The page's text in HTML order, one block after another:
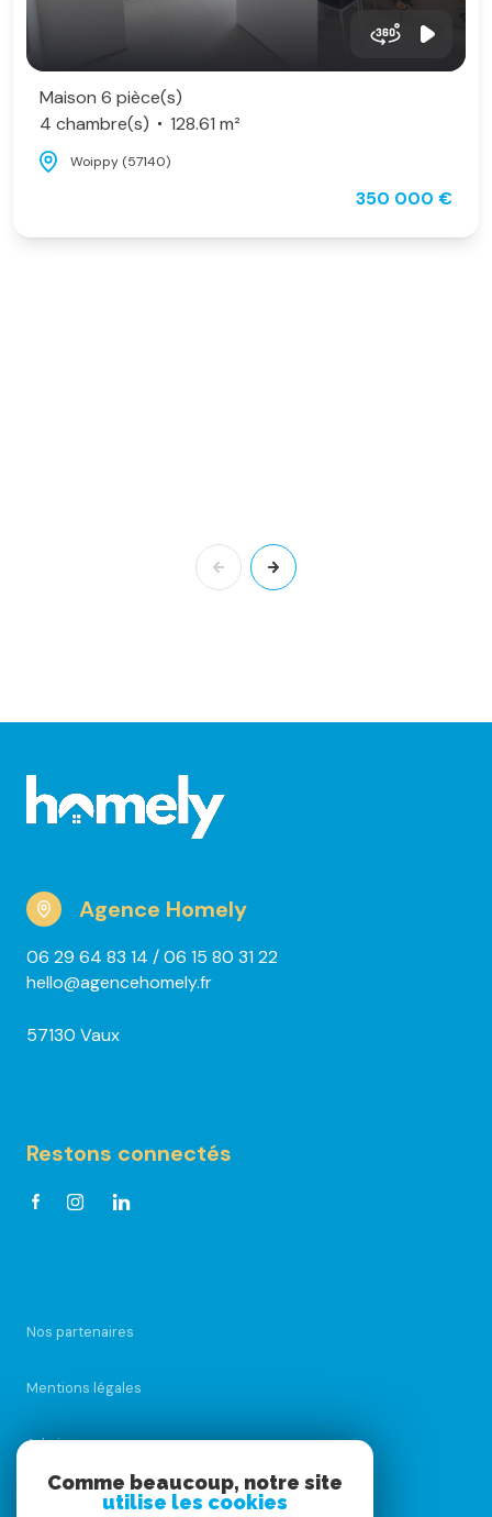
Maison 6 pièce(s)
4 chambre(s)
128.61 m²
Woippy (57140)
350 000 €
Agence Homely
06 29 64 83 14 / 06 15 80 31 22
hello@agencehomely.fr
57130 Vaux
Restons connectés
Nos partenaires
Mentions légales
Admin
Nos honoraires
Comme beaucoup, notre site
utilise les cookies